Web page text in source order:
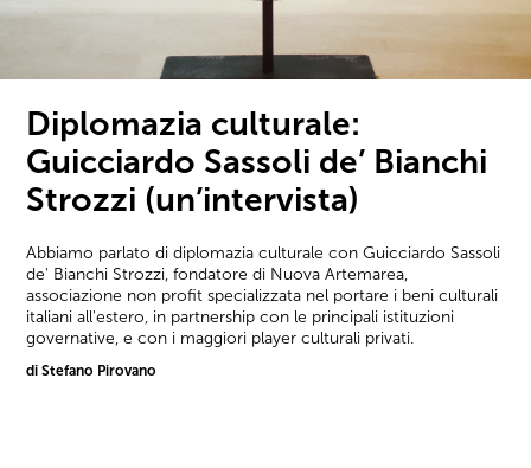
Diplomazia culturale:
Guicciardo Sassoli de’ Bianchi
Strozzi (un’intervista)
Abbiamo parlato di diplomazia culturale con Guicciardo Sassoli
de' Bianchi Strozzi, fondatore di Nuova Artemarea,
associazione non profit specializzata nel portare i beni culturali
italiani all'estero, in partnership con le principali istituzioni
governative, e con i maggiori player culturali privati.
di Stefano Pirovano